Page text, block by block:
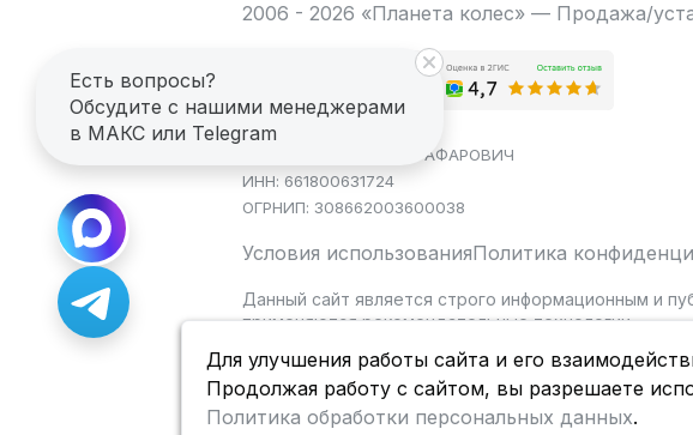
2006 - 2026 «Планета колес» — Продажа/
ИП САГДЕЕВ ДИНАР ЯГАФАРОВИЧ
ИНН: 661800631724
ОГРНИП: 308662003600038
Условия использованияПолитика
Данный сайт является строго информационным и
применяются рекомендательные технологии.
Есть вопросы?
Обсудите с нашими менеджерами
в МАКС или Telegram
Для улучшения работы сайта и его
Продолжая работу с сайтом, вы разрешаете
Политика обработки персональных данных.